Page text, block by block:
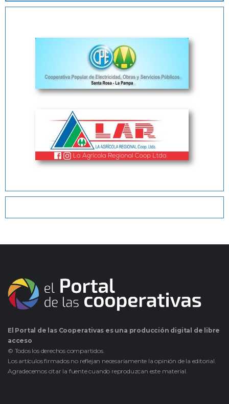
El Portal de las Cooperativas es una producción digital de libre
acceso
© Todos los derechos compartidos.
Los artículos firmados no reflejan necesariamente la opinión de la editorial.
Agradecemos citar la fuente cuando reproduzcan este material.